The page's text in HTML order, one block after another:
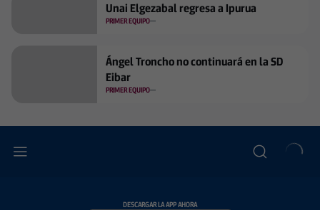
Unai Elgezabal regresa a Ipurua
PRIMER EQUIPO
Ángel Troncho no continuará en la SD
Eibar
PRIMER EQUIPO
DESCARGAR LA APP AHORA